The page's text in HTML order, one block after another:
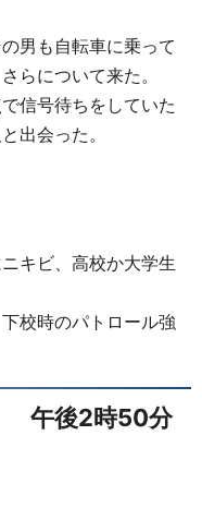
男も自転車に乗って
らについて来た。
信号待ちをしていた
出会った。
キビ、高校か大学生
校時のパトロール強
午後2時50分